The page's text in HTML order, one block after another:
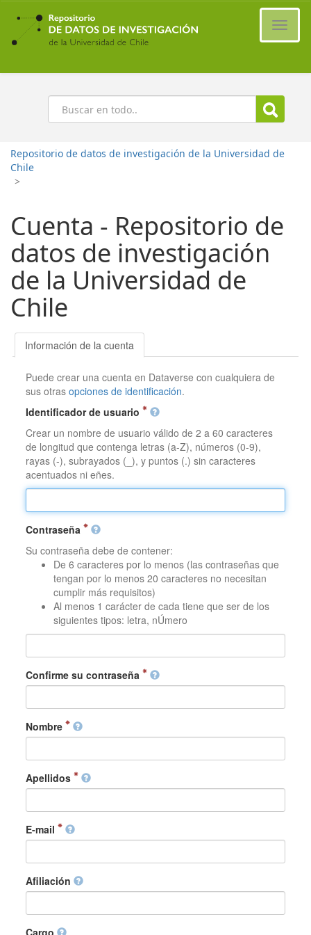
Ir
contenido
principal
Buscar
Repositorio de datos de investigación de la Universidad de
Chile
>
Cuenta - Repositorio de
datos de investigación
de la Universidad de
Chile
Información de la cuenta
Puede crear una cuenta en Dataverse con cualquiera de
sus otrasopciones de identificación.
Identificador de usuario
Crear un nombre de usuario válido de 2 a 60 caracteres
de longitud que contenga letras (a-Z), números (0-9),
rayas (-), subrayados (_), y puntos (.) sin caracteres
acentuados ni eñes.
Contraseña
Su contraseña debe de contener:
De 6 caracteres por lo menos (las contraseñas que
tengan por lo menos 20 caracteres no necesitan
cumplir más requisitos)
Al menos 1 carácter de cada tiene que ser de los
siguientes tipos: letra, nÚmero
Confirme su contraseña
Nombre
Apellidos
E-mail
Afiliación
Cargo